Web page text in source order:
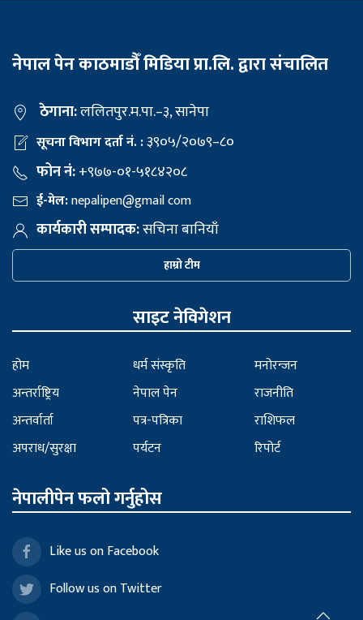
नेपाल पेन काठमाडौँ मिडिया प्रा.लि. द्वारा संचालित
ठेगाना:ललितपुर.म.पा.–३, सानेपा
सूचना विभाग दर्ता नं. :३९०५/२०७९–८०
फोन नं:+९७७-०१-५१८४२०८
ई-मेल:nepalipen@gmail com
कार्यकारी सम्पादक:सचिना बानियाँ
हाम्रो टीम
साइट नेविगेशन
होम
अन्तर्राष्ट्रिय
अन्तर्वार्ता
अपराध/सुरक्षा
धर्म संस्कृति
नेपाल पेन
पत्र-पत्रिका
पर्यटन
मनोरन्जन
राजनीति
राशिफल
रिपोर्ट
नेपालीपेन फलो गर्नुहोस
Like us on Facebook
Follow us on Twitter